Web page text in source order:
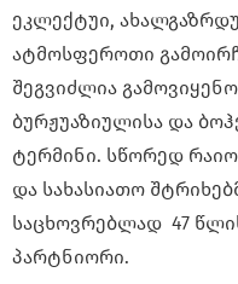
ეკლექტუი,
ატმოსფეროთი
შეგვიძლია
ბურჟუაზიულისა და
ტერმინი. სწორედ
და სახასიათო
საცხოვრებლად 47
პარტნიორი.